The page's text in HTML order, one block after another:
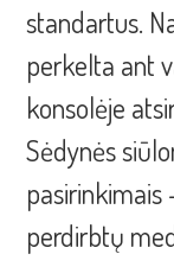
standartus.
perkelta ant
konsolėje
Sėdynės
pasirinkimais
perdirbtų